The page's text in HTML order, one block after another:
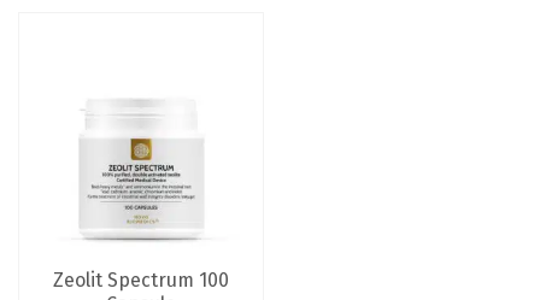
Zeolit Spectrum 100